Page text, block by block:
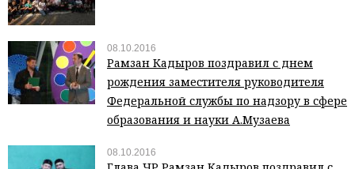
08.10.2016
Рамзан Кадыров поздравил с днем
рождения заместителя руководителя
Федеральной службы по надзору в сфере
образования и науки А.Музаева
08.10.2016